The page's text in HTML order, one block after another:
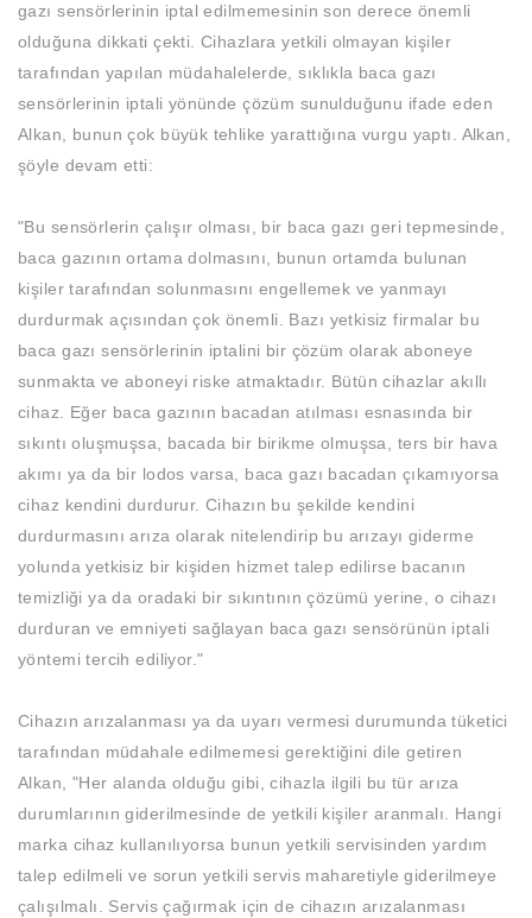
gazı sensörlerinin iptal edilmemesinin son derece önemli
olduğuna dikkati çekti. Cihazlara yetkili olmayan kişiler
tarafından yapılan müdahalelerde, sıklıkla baca gazı
sensörlerinin iptali yönünde çözüm sunulduğunu ifade eden
Alkan, bunun çok büyük tehlike yarattığına vurgu yaptı. Alkan,
şöyle devam etti:
"Bu sensörlerin çalışır olması, bir baca gazı geri tepmesinde,
baca gazının ortama dolmasını, bunun ortamda bulunan
kişiler tarafından solunmasını engellemek ve yanmayı
durdurmak açısından çok önemli. Bazı yetkisiz firmalar bu
baca gazı sensörlerinin iptalini bir çözüm olarak aboneye
sunmakta ve aboneyi riske atmaktadır. Bütün cihazlar akıllı
cihaz. Eğer baca gazının bacadan atılması esnasında bir
sıkıntı oluşmuşsa, bacada bir birikme olmuşsa, ters bir hava
akımı ya da bir lodos varsa, baca gazı bacadan çıkamıyorsa
cihaz kendini durdurur. Cihazın bu şekilde kendini
durdurmasını arıza olarak nitelendirip bu arızayı giderme
yolunda yetkisiz bir kişiden hizmet talep edilirse bacanın
temizliği ya da oradaki bir sıkıntının çözümü yerine, o cihazı
durduran ve emniyeti sağlayan baca gazı sensörünün iptali
yöntemi tercih ediliyor."
Cihazın arızalanması ya da uyarı vermesi durumunda tüketici
tarafından müdahale edilmemesi gerektiğini dile getiren
Alkan, "Her alanda olduğu gibi, cihazla ilgili bu tür arıza
durumlarının giderilmesinde de yetkili kişiler aranmalı. Hangi
marka cihaz kullanılıyorsa bunun yetkili servisinden yardım
talep edilmeli ve sorun yetkili servis maharetiyle giderilmeye
çalışılmalı. Servis çağırmak için de cihazın arızalanması